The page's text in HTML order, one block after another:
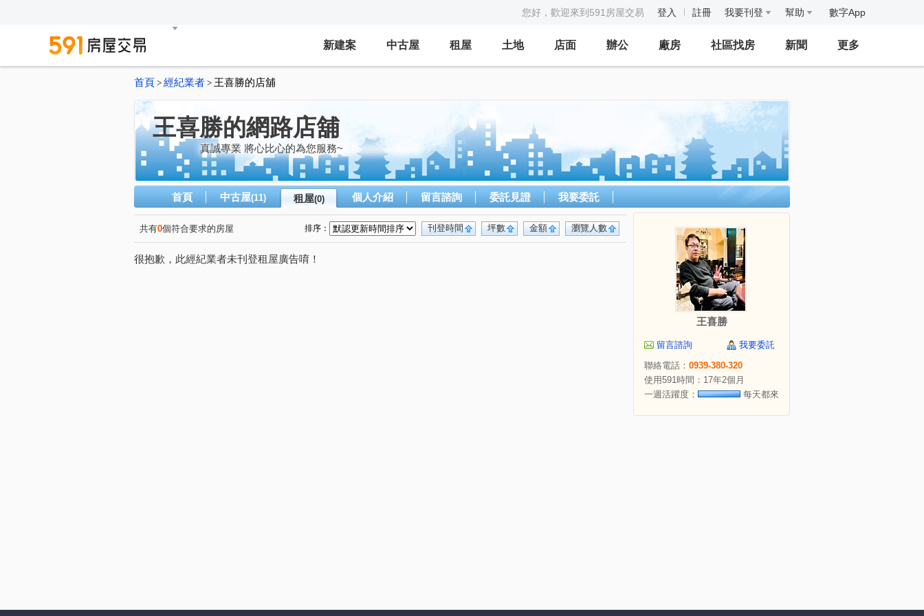
您好，歡迎來到591房屋交易 登入 註冊 我要刊登 幫助 數字App
新建案 中古屋 租屋 土地 店面 辦公 廠房 社區找房 新聞 更多
首頁 > 經紀業者 > 王喜勝的店舖
王喜勝的網路店舖
真誠專業 將心比心的為您服務~
首頁 中古屋(11) 租屋(0) 個人介紹 留言諮詢 委託見證 我要委託
共有0個符合要求的房屋 瀏覽人數
金額
坪數
刊登時間
排序：
很抱歉，此經紀業者未刊登租屋廣告唷！
王喜勝
留言諮詢
我要委託
聯絡電話： 0939-380-320
使用591時間：17年2個月
一週活躍度：
每天都來